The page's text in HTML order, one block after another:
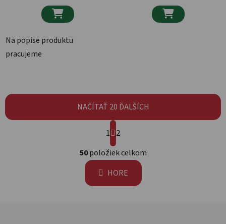

Na popise produktu
pracujeme

Ovládacie prvky výpisu
NAČÍTAŤ 20 ĎALŠÍCH
Stránkovanie
1
2
50položiek celkom
HORE